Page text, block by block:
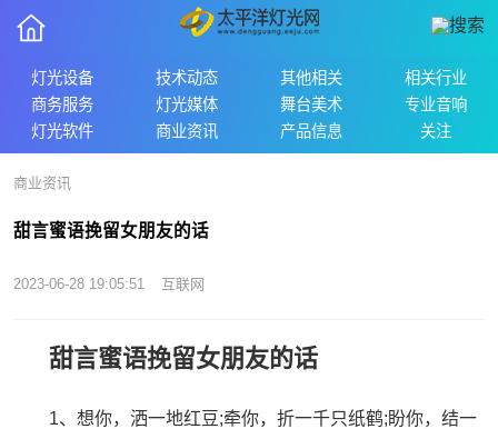
灯光设备 技术动态 其他相关
相关行业
商务服务
灯光媒体 舞台美术
专业音响
灯光软件
商业资讯 产品信息 关注
商业资讯
甜言蜜语挽留女朋友的话
2023-06-28 19:05:51 互联网
甜言蜜语挽留女朋友的话
1、想你，洒一地红豆;牵你，折一千只纸鹤;盼你，结一